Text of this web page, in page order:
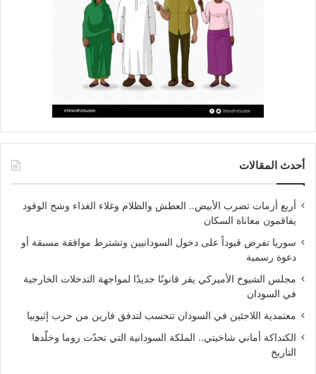
أحدث المقالات
أربع أزمات تضرب الأبيض.. العطش والظلام وغلاء الغذاء وشح الوقود
يفاقمون معاناة السكان
سوريا تفرض قيوداً على دخول السودانيين وتشترط موافقة مسبقة أو
دعوة رسمية
مجلس الشيوخ الأميركي يقر قانونًا جديدًا لمواجهة التدخلات الخارجية
في السودان
معتمدية اللاجئين في السودان تتحسب لتدفق فارين من حرب إثيوبيا
الكنداكة أماني شاخيتي.. الملكة السودانية التي تحدّت روما وخلّدها
التاريخ